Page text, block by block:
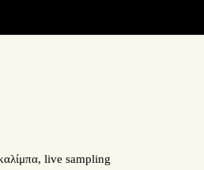
live sampling